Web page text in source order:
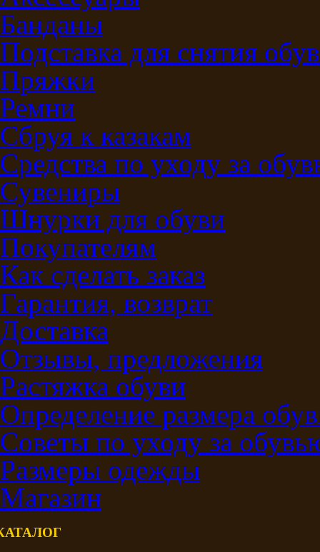
Банданы
Подставка для снятия
Пряжки
Ремни
Сбруя к казакам
Средства по уходу за
Сувениры
Шнурки для обуви
Покупателям
Как сделать заказ
Гарантия, возврат
Доставка
Отзывы, предложения
Растяжка обуви
Определение размера
Советы по уходу за
Размеры одежды
Магазин